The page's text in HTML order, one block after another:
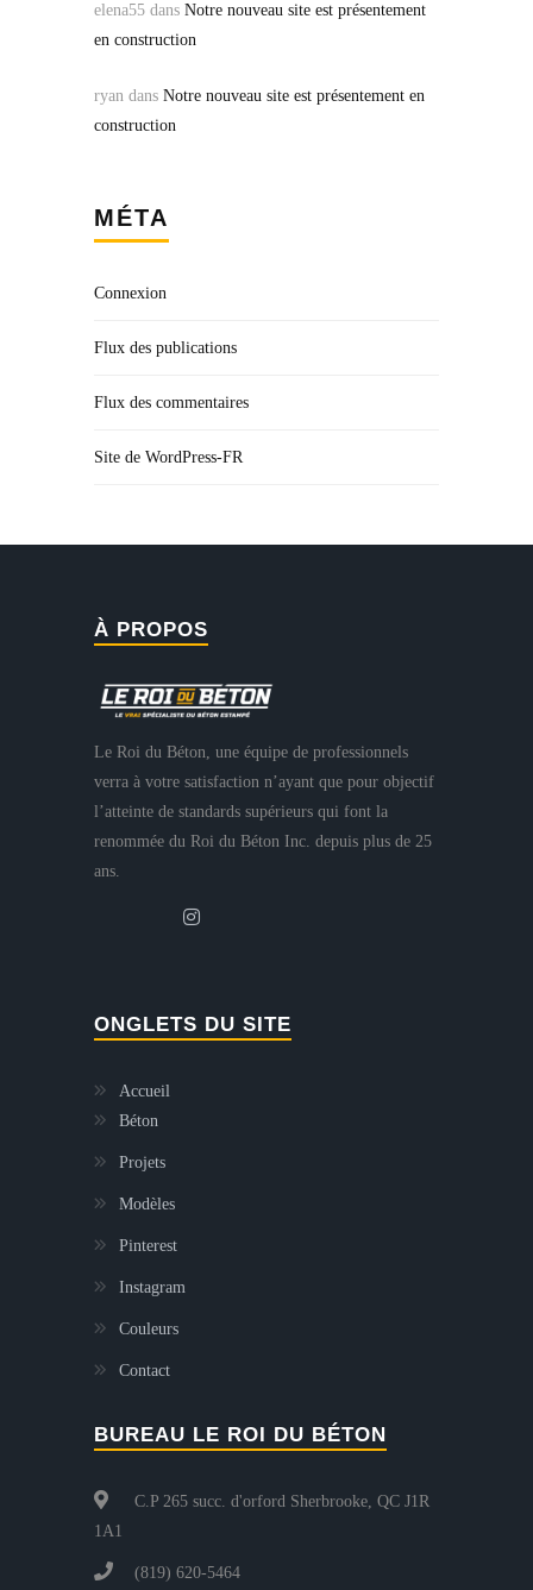
elena55 dans Notre nouveau site est présentement
en construction
ryan dans Notre nouveau site est présentement en
construction
MÉTA
Connexion
Flux des publications
Flux des commentaires
Site de WordPress-FR
À PROPOS
Le Roi du Béton, une équipe de professionnels
verra à votre satisfaction n’ayant que pour objectif
l’atteinte de standards supérieurs qui font la
renommée du Roi du Béton Inc. depuis plus de 25
ans.
ONGLETS DU SITE
Accueil
Béton
Projets
Modèles
Pinterest
Instagram
Couleurs
Contact
BUREAU LE ROI DU BÉTON
C.P 265 succ. d'orford Sherbrooke, QC J1R
1A1
(819) 620-5464